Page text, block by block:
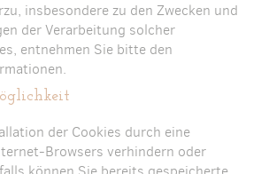
insbesondere zu den Zwecken und
der Verarbeitung solcher
entnehmen Sie bitte den
der Cookies durch eine
Browsers verhindern oder